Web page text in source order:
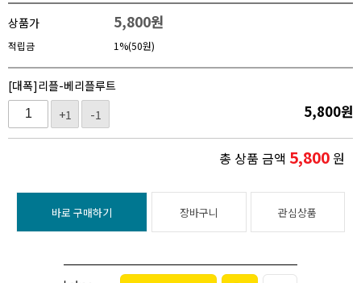
상품가 5,800원
적립금 1%(50원)
[대폭]리플-베리플루트
+1
-1 5,800원
총 상품 금액 5,800원
바로 구매하기 장바구니 관심상품